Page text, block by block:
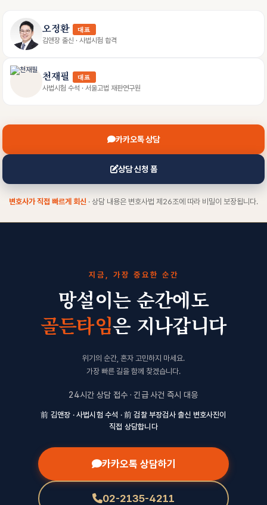
오정환 대표
김앤장 출신 · 사법시험 합격
천재필 대표
사법시험 수석 · 서울고법 재판연구원
카카오톡 상담
상담 신청 폼
변호사가 직접 빠르게 회신 · 상담 내용은 변호사법 제26조에 따라 비밀이 보장됩니다.
지금, 가장 중요한 순간
망설이는 순간에도
골든타임은 지나갑니다
위기의 순간, 혼자 고민하지 마세요.
가장 빠른 길을 함께 찾겠습니다.
24시간 상담 접수 · 긴급 사건 즉시 대응
前 김앤장 · 사법시험 수석 · 前 검찰 부장검사 출신 변호사진이
직접 상담합니다
카카오톡 상담하기
02-2135-4211